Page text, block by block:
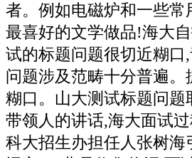
者。例如电磁炉和一些
最喜好的文学做品!海大
试的标题问题很切近糊
问题涉及范畴十分普遍
糊口。山大测试标题问
带领人的讲话,海大面试
科大招生办担任人张树海